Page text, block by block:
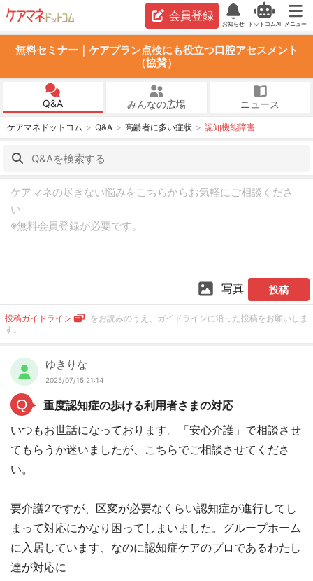
会員登録
お知らせ ドットコムAI メニュー
無料セミナー｜ケアプラン点検にも役立つ口腔アセスメント
（協賛）
Q&A みんなの広場 ニュース
ケアマネドットコム Q&A 高齢者に多い症状 認知機能障害
写真 投稿
投稿ガイドライン
をお読みのうえ、ガイドラインに沿った投稿をお願いしま
す。
ゆきりな
2025/07/15 21:14
Q
重度認知症の歩ける利用者さまの対応
いつもお世話になっております。「安心介護」で相談させ
てもらうか迷いましたが、こちらでご相談させてくださ
い。
要介護2ですが、区変が必要なくらい認知症が進行してし
まって対応にかなり困ってしまいました。グループホーム
に入居しています、なのに認知症ケアのプロであるわたし
達が対応に